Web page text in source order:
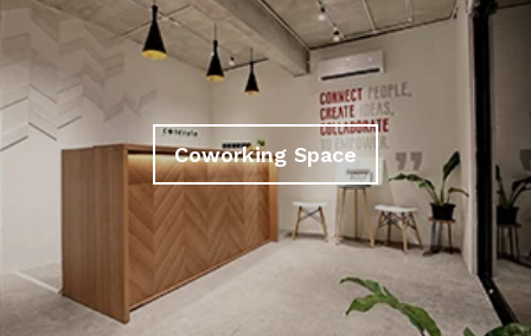
Coworking Space